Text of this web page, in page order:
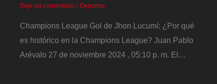
Deja un comentario / Deportes
Champions League Gol de Jhon Lucumí: ¿Por qué
es histórico en la Champions League? Juan Pablo
Arévalo 27 de noviembre 2024 , 05:10 p. m. El…